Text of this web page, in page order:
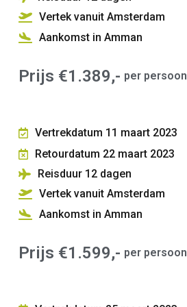
Vertek vanuit Amsterdam
Aankomst in Amman
Prijs €1.389,- per persoon
Vertrekdatum 11 maart 2023
Retourdatum 22 maart 2023
Reisduur 12dagen
Vertek vanuit Amsterdam
Aankomst in Amman
Prijs €1.599,- per persoon